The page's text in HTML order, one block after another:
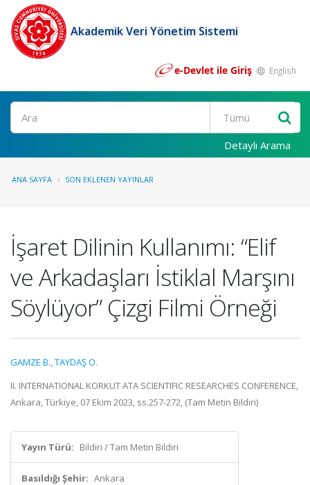
Akademik Veri Yönetim Sistemi
e-Devlet ile Giriş English
Ara
Detaylı Arama
ANA SAYFA SON EKLENEN YAYINLAR
İşaret Dilinin Kullanımı: “Elif
ve Arkadaşları İstiklal Marşını
Söylüyor” Çizgi Filmi Örneği
GAMZE B.,TAYDAŞ O.
II. INTERNATIONAL KORKUT ATA SCIENTIFIC RESEARCHES CONFERENCE,
Ankara, Türkiye, 07 Ekim 2023, ss.257-272, (Tam Metin Bildiri)
Yayın Türü: Bildiri / Tam Metin Bildiri
Basıldığı Şehir: Ankara